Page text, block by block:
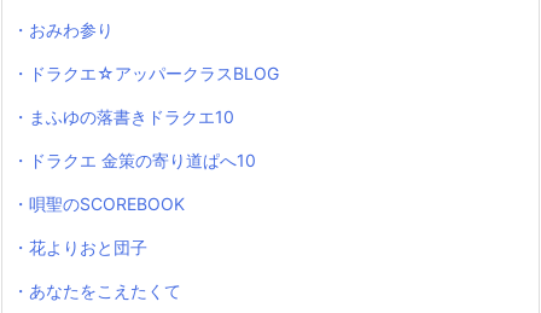
・おみわ参り
・ドラクエ☆アッパークラスBLOG
・まふゆの落書きドラクエ10
・ドラクエ 金策の寄り道ぱへ10
・唄聖のSCOREBOOK
・花よりおと団子
・あなたをこえたくて